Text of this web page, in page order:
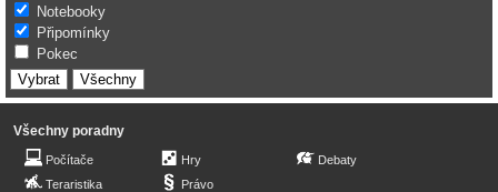
Notebooky
Připomínky
Pokec
Všechny poradny
Počítače
Teraristika
Hry
Právo
Debaty